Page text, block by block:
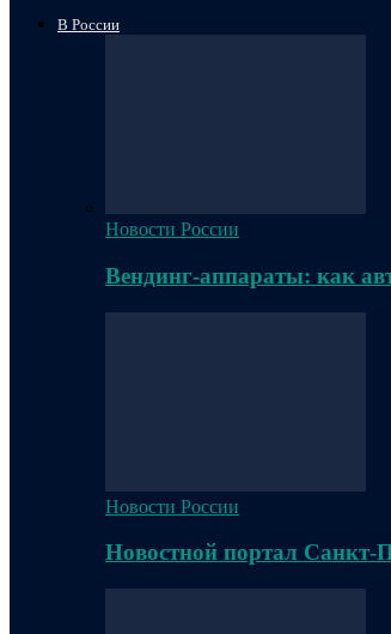
В России
Новости России
Вендинг-аппараты: как
Новости России
Новостной портал Санкт-